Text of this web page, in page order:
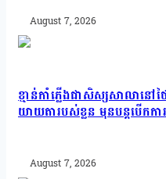
August 7, 2026
ខ្មាន់កាំភ្លើងជាសិស្សសាលានៅថ
យាយតារបស់ខ្លួន មុនបន្តបើកក
August 7, 2026